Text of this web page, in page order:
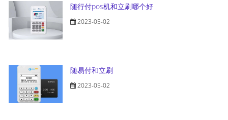
随行付pos机和立刷哪个好
2023-05-02
随易付和立刷
2023-05-02